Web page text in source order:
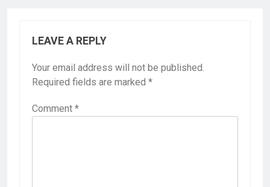
LEAVE A REPLY
Your email address will not be published.
Required fields are marked *
Comment *